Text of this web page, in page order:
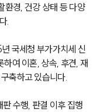
환경, 건강 상태 등 다양
.
국세청 부가가치세 신
여 이혼, 상속, 후견, 재
축하고 있습니다.
수행, 판결 이후 집행